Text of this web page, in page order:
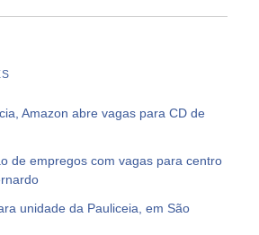
Amazon abre vagas para CD de
de empregos com vagas para centro
unidade da Pauliceia, em São